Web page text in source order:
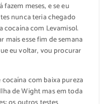
meses, e se eu
nunca teria chegado
cocaína com Levamisol.
mais esse fim de semana
eu voltar, vou procurar
com baixa pureza
de Wight mas em toda